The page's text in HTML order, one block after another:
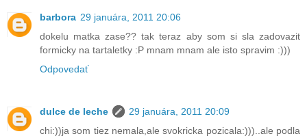
barbora 29 januára, 2011 20:06
dokelu matka zase?? tak teraz aby som si sla zadovazit
formicky na tartaletky :P mnam mnam ale isto spravim :)))
Odpovedať
dulce de leche
29 januára, 2011 20:09
chi:))ja som tiez nemala,ale svokricka pozicala:)))..ale podla